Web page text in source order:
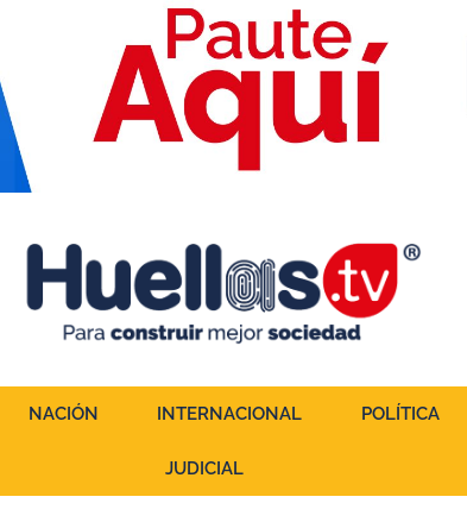
NACIÓN INTERNACIONAL POLÍTICA
JUDICIAL